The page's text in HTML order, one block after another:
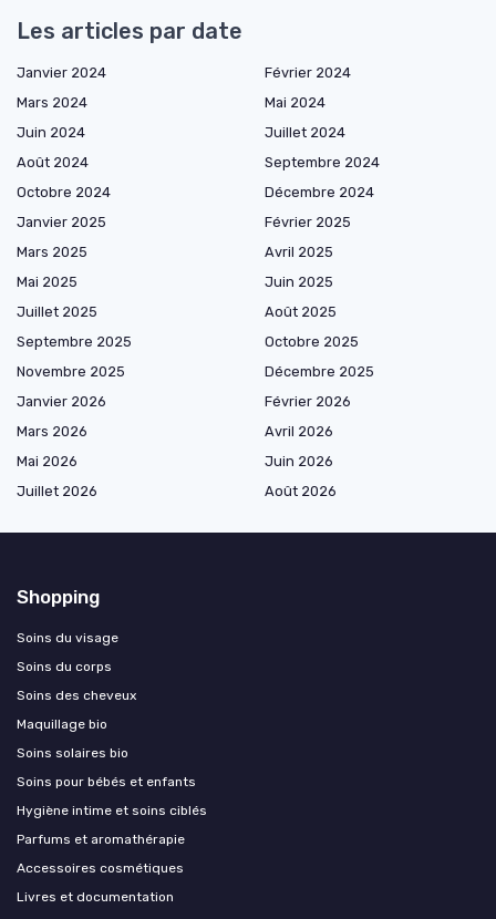
Les articles par date
Janvier 2024
Février 2024
Mars 2024
Mai 2024
Juin 2024
Juillet 2024
Août 2024
Septembre 2024
Octobre 2024
Décembre 2024
Janvier 2025
Février 2025
Mars 2025
Avril 2025
Mai 2025
Juin 2025
Juillet 2025
Août 2025
Septembre 2025
Octobre 2025
Novembre 2025
Décembre 2025
Janvier 2026
Février 2026
Mars 2026
Avril 2026
Mai 2026
Juin 2026
Juillet 2026
Août 2026
Shopping
Soins du visage
Soins du corps
Soins des cheveux
Maquillage bio
Soins solaires bio
Soins pour bébés et enfants
Hygiène intime et soins ciblés
Parfums et aromathérapie
Accessoires cosmétiques
Livres et documentation